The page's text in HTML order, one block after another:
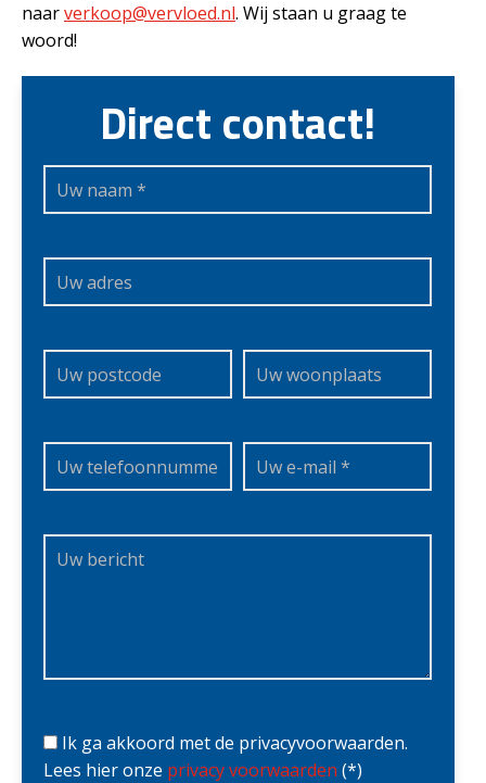
naarverkoop@vervloed.nl. Wij staan u graag te
woord!
Direct contact!
Ik ga akkoord met de privacyvoorwaarden.
Lees hier onze privacy voorwaarden (*)